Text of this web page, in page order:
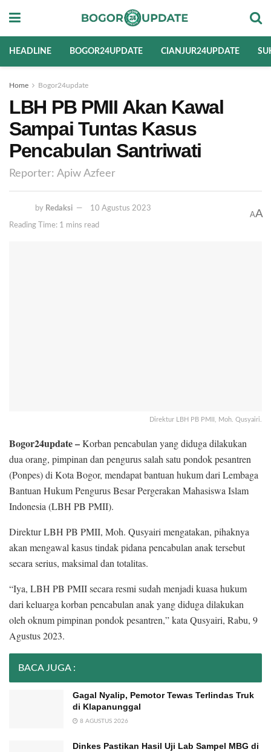
HEADLINE BOGOR24UPDATE CIANJUR24UPDATE
Home Bogor24update
LBH PB PMII Akan Kawal
Sampai Tuntas Kasus
Pencabulan Santriwati
Reporter: Apiw Azfeer
by Redaksi 10 Agustus 2023
Reading Time: 1 mins read
AA
Direktur LBH PB PMII, Moh. Qusyairi.
Bogor24update –Korban pencabulan yang diduga dilakukan
dua orang, pimpinan dan pengurus salah satu pondok pesantren
(Ponpes) di Kota Bogor, mendapat bantuan hukum dari Lembaga
Bantuan Hukum Pengurus Besar Pergerakan Mahasiswa Islam
Indonesia (LBH PB PMII).
Direktur LBH PB PMII, Moh. Qusyairi mengatakan, pihaknya
akan mengawal kasus tindak pidana pencabulan anak tersebut
secara serius, maksimal dan totalitas.
“Iya, LBH PB PMII secara resmi sudah menjadi kuasa hukum
dari keluarga korban pencabulan anak yang diduga dilakukan
oleh oknum pimpinan pondok pesantren,” kata Qusyairi, Rabu, 9
Agustus 2023.
BACA JUGA :
Gagal Nyalip, Pemotor Tewas Terlindas Truk
di Klapanunggal
8 AGUSTUS 2026
Dinkes Pastikan Hasil Uji Lab Sampel MBG di